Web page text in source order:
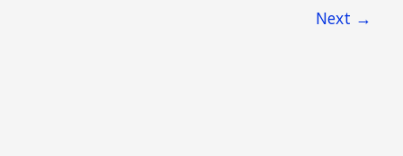
Next →